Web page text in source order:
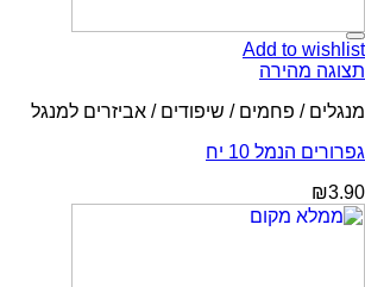
Add to wishlist
תצוגה מהירה
מנגלים / פחמים / שיפודים / אביזרים למנגל
גפרורים הנמל 10 יח
₪3.90